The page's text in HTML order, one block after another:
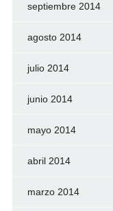
septiembre 2014
agosto 2014
julio 2014
junio 2014
mayo 2014
abril 2014
marzo 2014